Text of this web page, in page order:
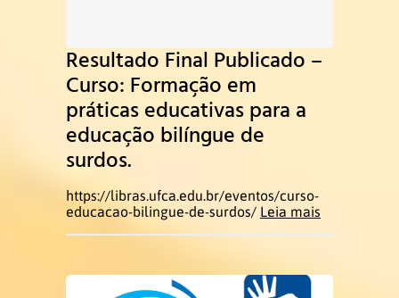
Pró-Reitoria
Resultado Final Publicado –
Curso: Formação em
práticas educativas para a
educação bilíngue de
surdos.
https://libras.ufca.edu.br/eventos/curso-
educacao-bilingue-de-surdos/ Leia mais